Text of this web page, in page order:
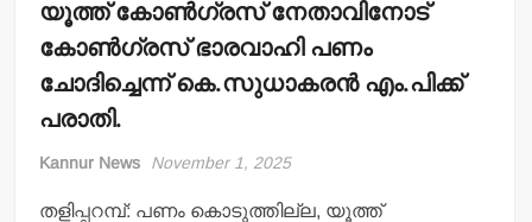
യൂത്ത് കോണ്‍ഗ്രസ് നേതാവിനോട്
കോണ്‍ഗ്രസ് ഭാരവാഹി പണം
ചോദിച്ചെന്ന് കെ.സുധാകരന്‍ എം.പിക്ക്
പരാതി.
Kannur News November 1, 2025
തളിപ്പറമ്പ്: പണം കൊടുത്തില്ല, യൂത്ത്